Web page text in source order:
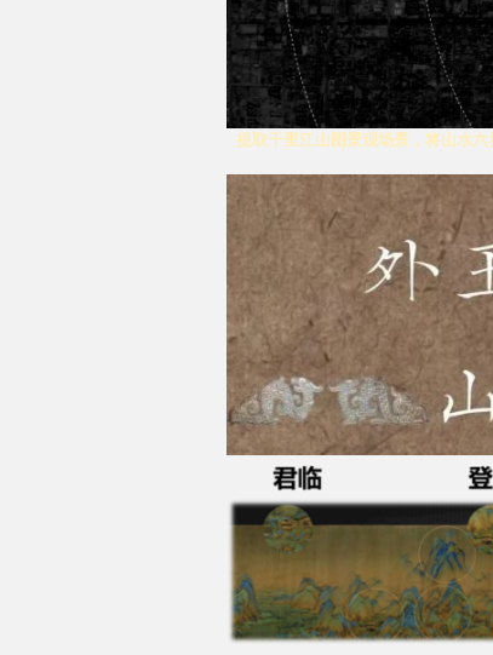
提取千里江山图景观场景，将山水六